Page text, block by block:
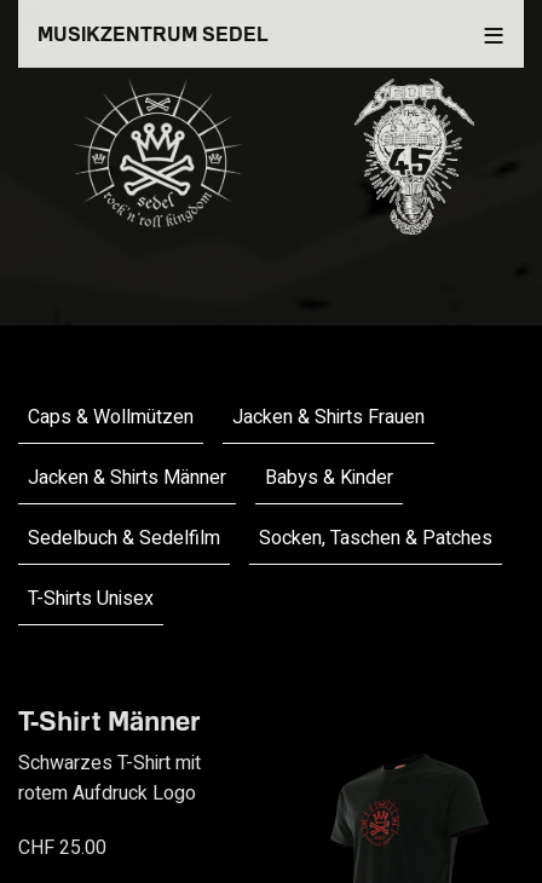
Inhalt
MUSIKZENTRUM SEDEL
Merchandise
Caps & Wollmützen Jacken & Shirts Frauen
Jacken & Shirts Männer Babys & Kinder
Sedelbuch & Sedelfilm Socken, Taschen & Patches
T-Shirts Unisex
Warenkorb
0
T-Shirt Männer
Schwarzes T-Shirtmit
rotem Aufdruck Logo
CHF 25.00